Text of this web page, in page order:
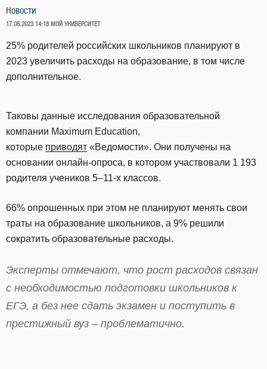
Новости
ОПУБЛИКОВАНО
17.08.2023 14:18 МОЙ УНИВЕРСИТЕТ
25% родителей российских школьников планируют в
2023 увеличить расходы на образование, в том числе
дополнительное.
Таковы данные исследования образовательной
компании Maximum Education,
которые приводят «Ведомости». Они получены на
основании онлайн-опроса, в котором участвовали 1 193
родителя учеников 5–11-х классов.
66% опрошенных при этом не планируют менять свои
траты на образование школьников, а 9% решили
сократить образовательные расходы.
Эксперты отмечают, что рост расходов связан
с необходимостью подготовки школьников к
ЕГЭ, а без нее сдать экзамен и поступить в
престижный вуз – проблематично.